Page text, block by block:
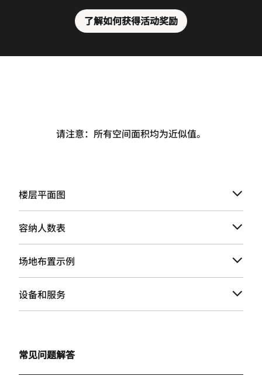
了解如何获得活动奖励
请注意：所有空间面积均为近似值。
楼层平面图
容纳人数表
场地布置示例
设备和服务
常见问题解答